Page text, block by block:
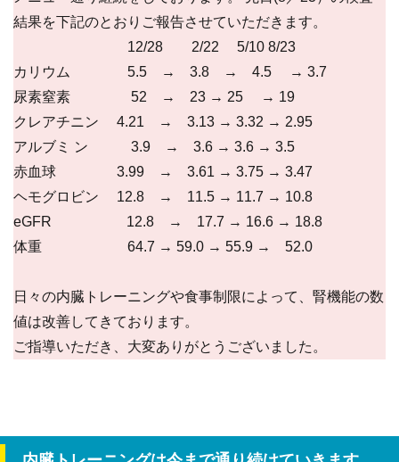
結果を下記のとおりご報告させていただきます。
12/28 2/22 5/10 8/23
カリウム 5.5 → 3.8 → 4.5 → 3.7
尿素窒素 52 → 23 → 25 → 19
クレアチニン 4.21 → 3.13 → 3.32 → 2.95
アルブミ ン 3.9 → 3.6 → 3.6 → 3.5
赤血球 3.99 → 3.61 → 3.75 → 3.47
ヘモグロビン 12.8 → 11.5 → 11.7 → 10.8
eGFR 12.8 → 17.7 → 16.6 → 18.8
体重 64.7 → 59.0 → 55.9 → 52.0
日々の内臓トレーニングや食事制限によって、腎機能の数
値は改善してきております。
ご指導いただき、大変ありがとうございました。